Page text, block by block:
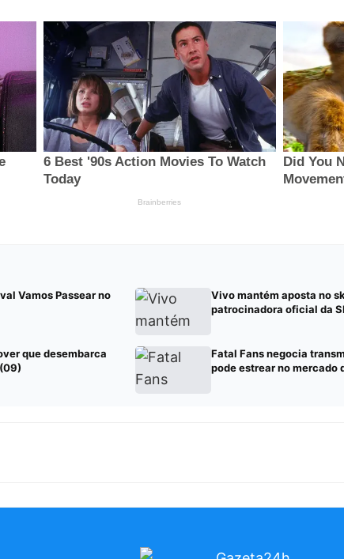
Vamos Passear no
Vivo mantém aposta no
patrocinadora oficial da
que desembarca
Fatal Fans negocia
pode estrear no mercado